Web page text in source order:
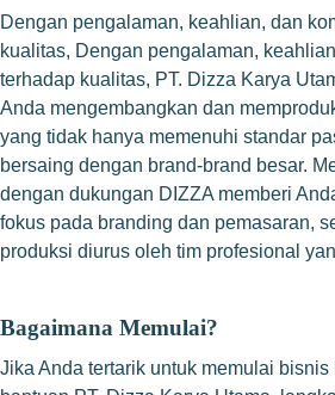
Dengan pengalaman, keahlian, dan
kualitas, Dengan pengalaman,
terhadap kualitas, PT. Dizza Karya
Anda mengembangkan dan
yang tidak hanya memenuhi standar
bersaing dengan brand-brand besar.
dengan dukungan DIZZA memberi
fokus pada branding dan pemasaran,
produksi diurus oleh tim profesional
Bagaimana Memulai?
Jika Anda tertarik untuk memulai